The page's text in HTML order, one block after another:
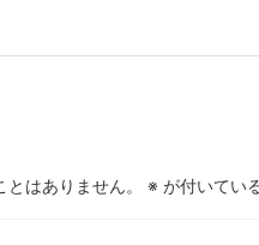
はありません。 ※ が付いてい